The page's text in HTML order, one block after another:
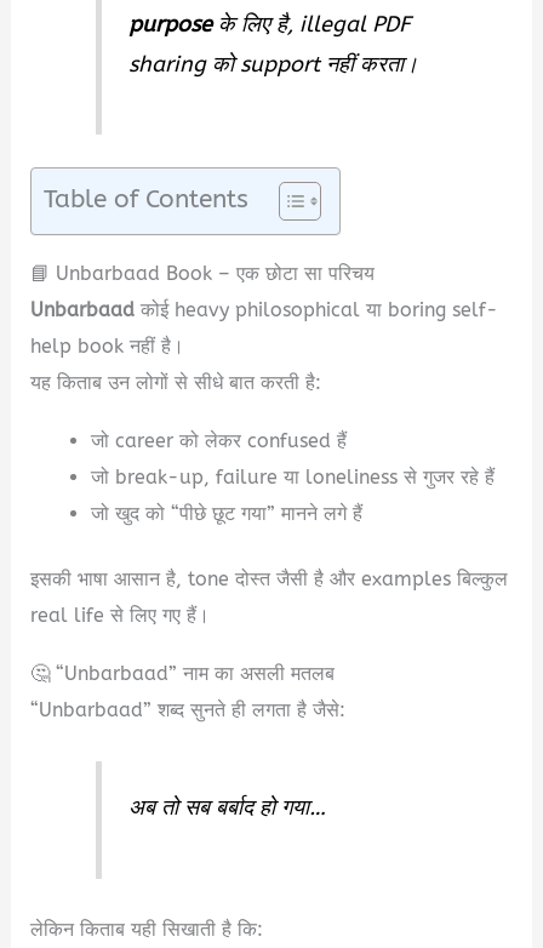
purposeके लिए है, illegal PDF
sharing को support नहीं करता।
Table of Contents
📘 Unbarbaad Book – एक छोटा सा परिचय
Unbarbaad कोई heavy philosophical या boring self-
help book नहीं है।
यह किताब उन लोगों से सीधे बात करती है:
जो career को लेकर confused हैं
जो break-up, failure या loneliness से गुजर रहे हैं
जो खुद को “पीछे छूट गया” मानने लगे हैं
इसकी भाषा आसान है, tone दोस्त जैसी है और examples बिल्कुल
real life से लिए गए हैं।
🤔 “Unbarbaad” नाम का असली मतलब
“Unbarbaad” शब्द सुनते ही लगता है जैसे:
अब तो सब बर्बाद हो गया…
लेकिन किताब यही सिखाती है कि: